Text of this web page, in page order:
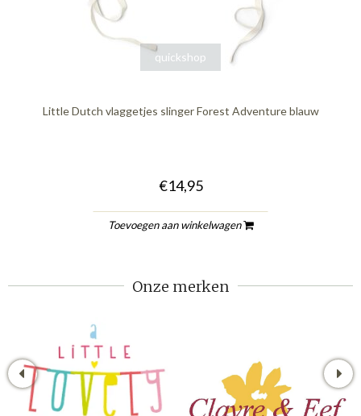
quickshop
Little Dutch vlaggetjes slinger Forest Adventure blauw
€14,95
Toevoegen aan winkelwagen
Onze merken